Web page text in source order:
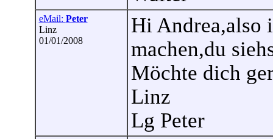
eMail: Peter
Linz
01/01/2008
Hi Andrea,also
machen,du
Möchte dich
Linz
Lg Peter